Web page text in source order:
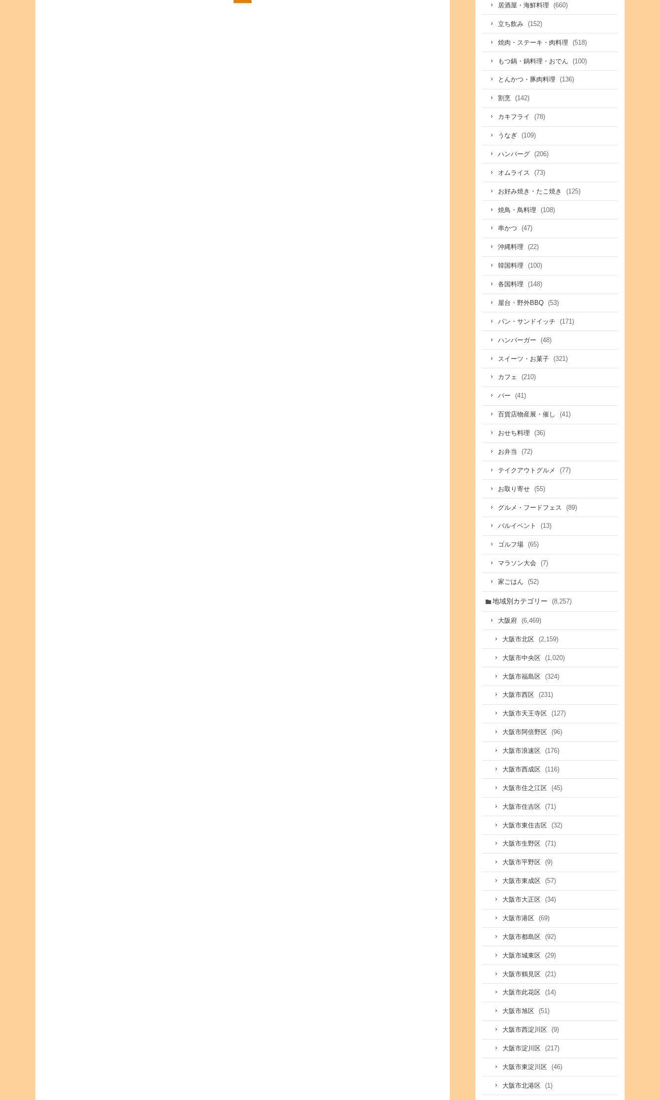
居酒屋・海鮮料理 (660)
立ち飲み (152)
焼肉・ステーキ・肉料理 (518)
もつ鍋・鍋料理・おでん (100)
とんかつ・豚肉料理 (136)
割烹 (142)
カキフライ (78)
うなぎ (109)
ハンバーグ (206)
オムライス (73)
お好み焼き・たこ焼き (125)
焼鳥・鳥料理 (108)
串かつ (47)
沖縄料理 (22)
韓国料理 (100)
各国料理 (148)
屋台・野外BBQ (53)
パン・サンドイッチ (171)
ハンバーガー (48)
スイーツ・お菓子 (321)
カフェ (210)
バー (41)
百貨店物産展・催し (41)
おせち料理 (36)
お弁当 (72)
テイクアウトグルメ (77)
お取り寄せ (55)
グルメ・フードフェス (89)
バルイベント (13)
ゴルフ場 (65)
マラソン大会 (7)
家ごはん (52)
地域別カテゴリー (8,257)
大阪府 (6,469)
大阪市北区 (2,159)
大阪市中央区 (1,020)
大阪市福島区 (324)
大阪市西区 (231)
大阪市天王寺区 (127)
大阪市阿倍野区 (96)
大阪市浪速区 (176)
大阪市西成区 (116)
大阪市住之江区 (45)
大阪市住吉区 (71)
大阪市東住吉区 (32)
大阪市生野区 (71)
大阪市平野区 (9)
大阪市東成区 (57)
大阪市大正区 (34)
大阪市港区 (69)
大阪市都島区 (92)
大阪市城東区 (29)
大阪市鶴見区 (21)
大阪市此花区 (14)
大阪市旭区 (51)
大阪市西淀川区 (9)
大阪市淀川区 (217)
大阪市東淀川区 (46)
大阪市北港区 (1)